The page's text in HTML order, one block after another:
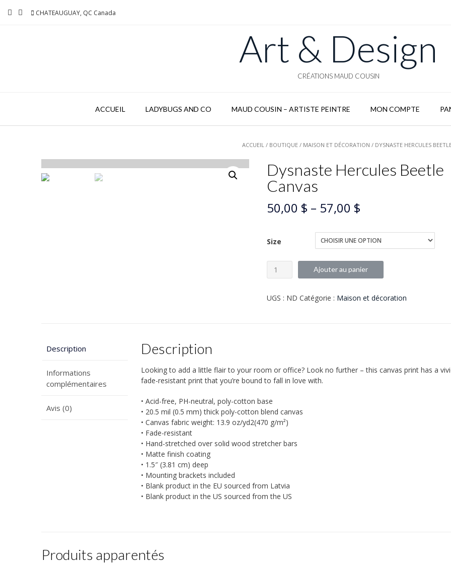
CHATEAUGUAY, QC Canada
Art & Design
CRÉATIONS MAUD COUSIN
ACCUEIL LADYBUGS AND CO MAUD COUSIN – ARTISTE PEINTRE MON COMPTE
ACCUEIL / BOUTIQUE / MAISON ET DÉCORATION / DYSNASTE HERCULES
Dysnaste Hercules Beetle
Canvas
50,00 $ – 57,00 $
Size
quantité
de
Dysnaste
Ajouter au panier
UGS : ND Catégorie : Maison et décoration
Description
Informations
complémentaires
Avis (0)
Description
Looking to add a little flair to your room or office? Look no further – this canvas print has a
fade-resistant print that you’re bound to fall in love with.
• Acid-free, PH-neutral, poly-cotton base
• 20.5 mil (0.5 mm) thick poly-cotton blend canvas
• Canvas fabric weight: 13.9 oz/yd2(470 g/m²)
• Fade-resistant
• Hand-stretched over solid wood stretcher bars
• Matte finish coating
• 1.5″ (3.81 cm) deep
• Mounting brackets included
• Blank product in the EU sourced from Latvia
• Blank product in the US sourced from the US
Produits apparentés